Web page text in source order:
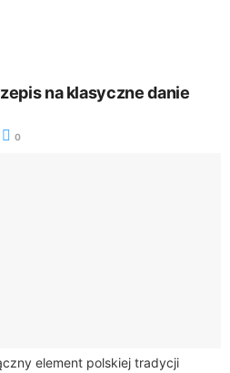
od...
na klasyczne danie
0
element polskiej tradycji